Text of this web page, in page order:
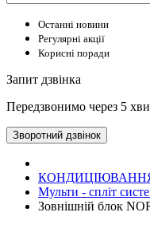
Останні новини
Регулярні акції
Корисні поради
Запит дзвінка
Передзвонимо через 5
Зворотний дзвінок
Мульти - спліт
Зовнішній блок